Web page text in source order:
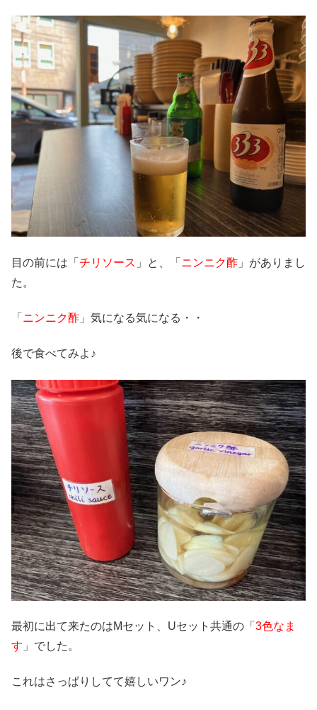
目の前には「 チリソース 」と、「 ニンニク酢 」がありまし
た。
「 ニンニク酢 」気になる気になる・・
後で食べてみよ♪
最初に出て来たのはMセット、Uセット共通の「 3色なま
す 」でした。
これはさっぱりしてて嬉しいワン♪